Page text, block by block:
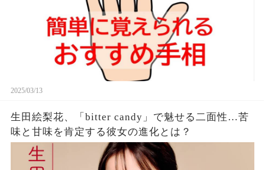
2025/03/13
生田絵梨花、「bitter candy」で魅せる二面性…苦
味と甘味を肯定する彼女の進化とは？